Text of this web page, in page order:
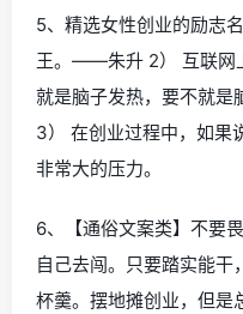
5、精选女性创业的励志
王。——朱升 2） 互联网
就是脑子发热，要不就
3） 在创业过程中，如果
非常大的压力。
6、【通俗文案类】不要
自己去闯。只要踏实能
杯羹。摆地摊创业，但是